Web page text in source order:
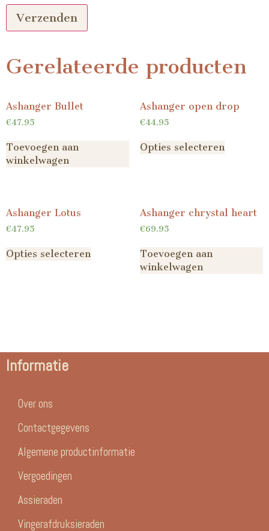
Gerelateerde producten
Ashanger Bullet
€47.95
Toevoegen aan
winkelwagen
Ashanger open drop
€44.95
Opties selecteren
Ashanger Lotus
€47.95
Opties selecteren
Ashanger chrystal heart
€69.95
Toevoegen aan
winkelwagen
Informatie
Over ons
Contactgegevens
Algemene productinformatie
Vergoedingen
Assieraden
Vingerafdruksieraden